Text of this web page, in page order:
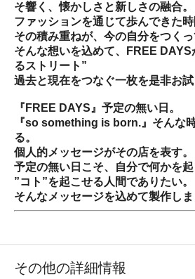
そ響く、懐かしさと新しさの融合。
ファッションを通じて歩んできた時
その積み重ねが、今の自分をつくっ
そんな想いを込めて、FREE
るストリート”
過去と現在をつなぐ一枚を是非お試
『FREE DAYS』予定の無い日。
『so something is born.』そんな
る。
個人的メッセージがその店を表す。
予定の無い日こそ、自分で何かを起
”コト”を起こせる人間でありたい。
そんなメッセージを込めて製作しま
その他の詳細情報